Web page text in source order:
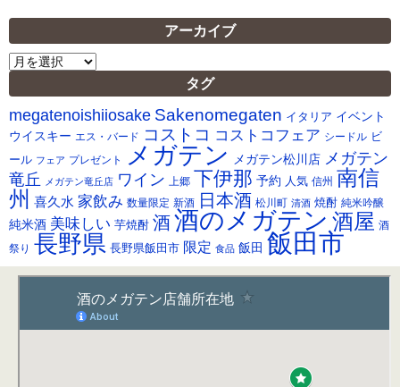
アーカイブ
ア
カ
イ
ブ
タグ
megatenoishiiosake Sakenomegaten イタリア イベント
ウイスキー エス・バード コストコ コストコフェア シードル ビ
ール フェア プレゼント メガテン メガテン松川店 メガテン
竜丘
メガテン竜丘店 ワイン 上郷 下伊那 予約 人気 信州 南信
州 喜久水 家飲み 数量限定 新酒 日本酒 松川町 清酒 焼酎 純米吟醸
純米酒 美味しい 芋焼酎 酒酒のメガテン 酒屋 酒
祭り 長野県 長野県飯田市 限定 食品 飯田 飯田市